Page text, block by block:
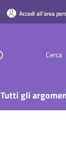
Accedi all'area
Cerca
Tutti gli